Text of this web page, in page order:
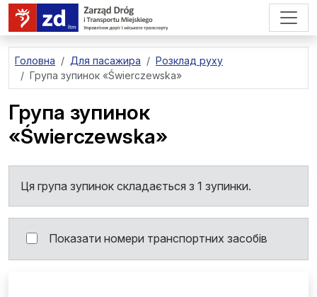
перейти до основного вмісту
Головна Для пасажира
Розклад руху
Група зупинок «Świerczewska»
Група зупинок
«Świerczewska»
Ця група зупинок складається з 1 зупинки.
Показати номери транспортних засобів